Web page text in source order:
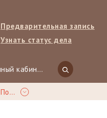
Предварительная запись
Узнать статус дела
Личный кабинет
ГКУ ХО "МФЦ" ТОСП Железный Порт